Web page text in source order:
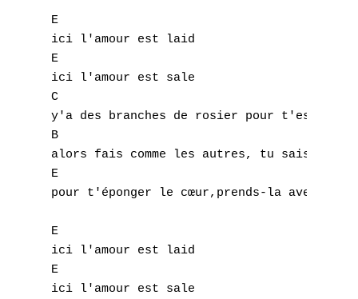
E
ici l'amour est laid
E
ici l'amour est sale
C
y'a des branches de rosier pour t'essuyer
B
alors fais comme les autres, tu sais, à
E
pour t'éponger le cœur,prends-la avec du
E
ici l'amour est laid
E
ici l'amour est sale
Y
Z
Nouvelles tabs